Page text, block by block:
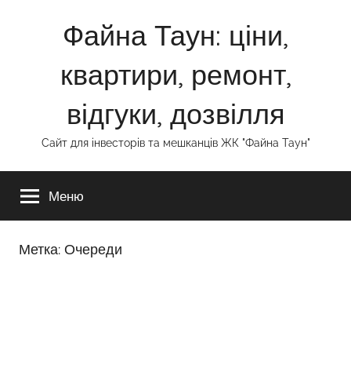
Файна Таун: ціни,
квартири, ремонт,
відгуки, дозвілля
Сайт для інвесторів та мешканців ЖК "Файна Таун"
Меню
Метка: Очереди